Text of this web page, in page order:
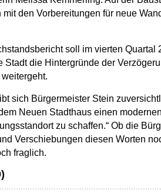
mit den Vorbereitungen für neue
soll im vierten Quartal
Stadt die Hintergründe der
sich Bürgermeister Stein
Neuen Stadthaus einen
zu schaffen.“ Ob die
Verschiebungen diesen Worten
fraglich.